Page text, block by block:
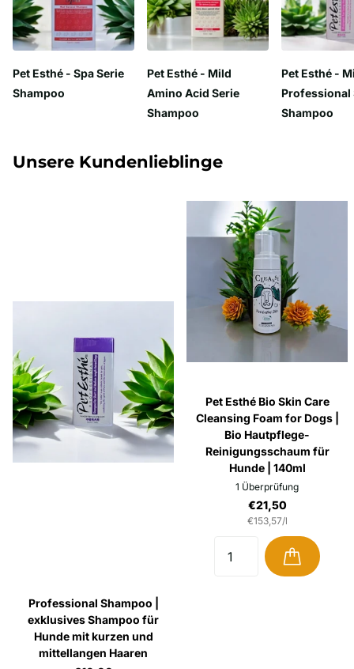
Pet Esthé - Spa Serie
Shampoo
Pet Esthé - Mild
Amino Acid Serie
Shampoo
Pet Esthé -
Professional
Shampoo
Unsere Kundenlieblinge
Professional Shampoo |
exklusives Shampoo für
Hunde mit kurzen und
mittellangen Haaren
Pet Esthé Bio Skin Care
Cleansing Foam for Dogs |
Bio Hautpflege-
Reinigungsschaum für
Hunde | 140ml
1 Überprüfung
€21,50
€153,57/l